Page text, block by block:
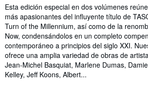
Sinopsis
Esta edición especial en dos volúmenes
más apasionantes del influyente título de
Turn of the Millennium, así como de la
Now, condensándolos en un completo
contemporáneo a principios del siglo XXI.
ofrece una amplia variedad de obras de
Jean-Michel Basquiat, Marlene Dumas,
Kelley, Jeff Koons, Albert...